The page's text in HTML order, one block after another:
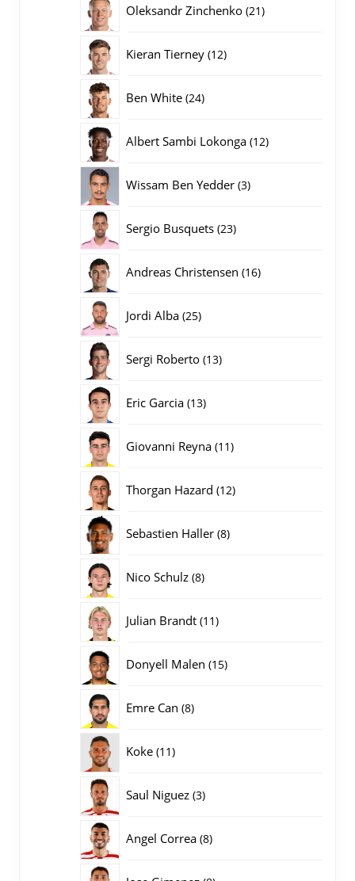
Oleksandr Zinchenko 2121
Kieran Tierney 1212
Ben White 2424
Albert Sambi Lokonga 1212
Wissam Ben Yedder 33
Sergio Busquets 2323
Andreas Christensen 1616
Jordi Alba 2525
Sergi Roberto 1313
Eric Garcia 1313
Giovanni Reyna 1111
Thorgan Hazard 1212
Sebastien Haller 88
Nico Schulz 88
Julian Brandt 1111
Donyell Malen 1515
Emre Can 88
Koke 1111
Saul Niguez 33
Angel Correa 88